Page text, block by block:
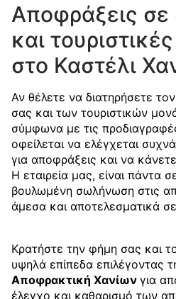
Αποφράξεις σε
και
στο Καστέλι
Αν θέλετε να διατηρήσετε
σας και των τουριστικών
σύμφωνα με τις
οφείλεται να ελέγχεται
για αποφράξεις και να
Η εταιρεία μας, είναι πάντα
βουλωμένη σωλήνωση στις
άμεσα και αποτελεσματικά
Κρατήστε την φήμη σας και
υψηλά επίπεδα επιλέγοντας
Αποφρακτική Χανίων για
έλεγχο και καθαρισμό των